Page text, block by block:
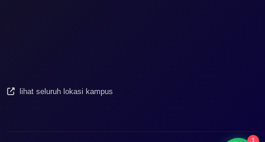
1
lihat seluruh lokasi kampus